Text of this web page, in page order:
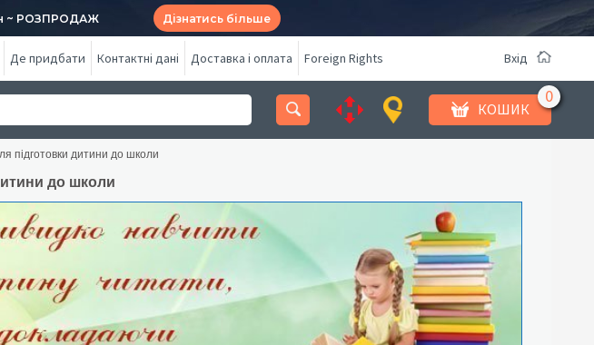
~ РОЗПРОДАЖ Дізнатись більше
Де придбати Контактні дані Доставка і оплата Foreign Rights Вхід
КОШИК
підготовки дитини до школи
до школи